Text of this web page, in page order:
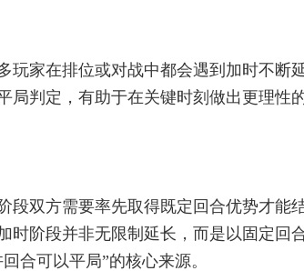
玩家在排位或对战中都会遇到加时不断
局判定，有助于在关键时刻做出更理性
双方需要率先取得既定回合优势才能结
时阶段并非无限制延长，而是以固定回
合可以平局”的核心来源。